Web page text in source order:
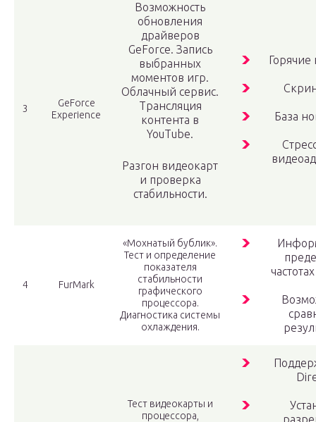
3
GeForce
Experience
Возможность
обновления
драйверов
GeForce. Запись
выбранных
моментов игр.
Облачный сервис.
Трансляция
контента в
YouTube.
Разгон видеокарт
и проверка
стабильности.
База
4 FurMark
«Мохнатый бублик».
Тест и определение
показателя
стабильности
графического
процессора.
Диагностика системы
охлаждения.
Тест видеокарты и
процессора,